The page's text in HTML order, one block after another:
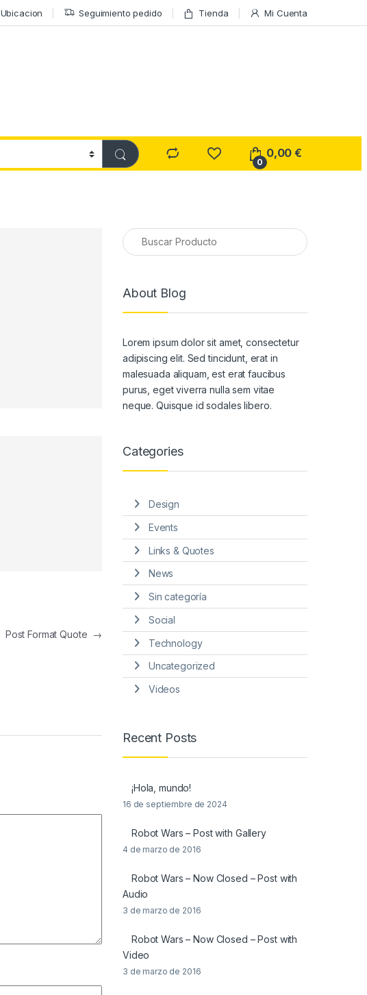
Ubicacion Seguimiento pedido Tienda Mi Cuenta
0
0,00€
Post Format Quote →
About Blog
Lorem ipsum dolor sit amet, consectetur
adipiscing elit. Sed tincidunt, erat in
malesuada aliquam, est erat faucibus
purus, eget viverra nulla sem vitae
neque. Quisque id sodales libero.
Categories
Design
Events
Links & Quotes
News
Sin categoría
Social
Technology
Uncategorized
Videos
Recent Posts
¡Hola, mundo!
16 de septiembre de 2024
Robot Wars – Post with Gallery
4 de marzo de 2016
Robot Wars – Now Closed – Post with
Audio
3 de marzo de 2016
Robot Wars – Now Closed – Post with
Video
3 de marzo de 2016